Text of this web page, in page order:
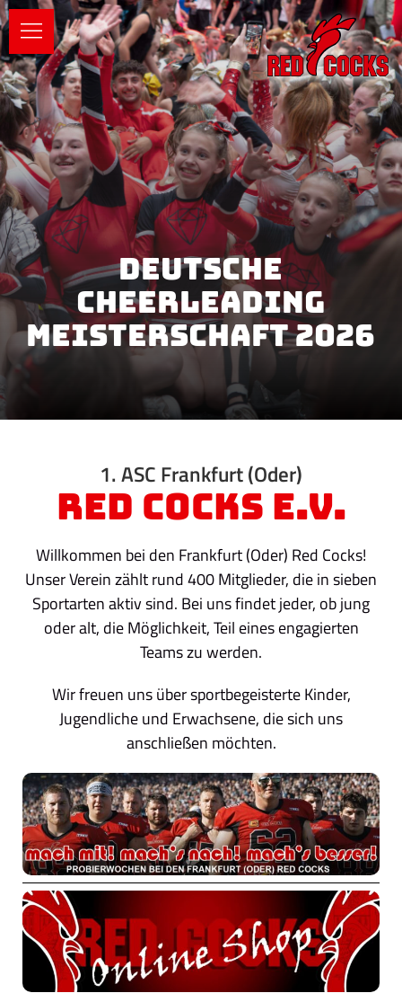
DEUTSCHE
CHEERLEADING
MEISTERSCHAFT 2026
1. ASC Frankfurt (Oder)
Red Cocks e.V.
Willkommen bei den Frankfurt (Oder) Red Cocks!
Unser Verein zählt rund 400 Mitglieder, die in sieben
Sportarten aktiv sind. Bei uns findet jeder, ob jung
oder alt, die Möglichkeit, Teil eines engagierten
Teams zu werden.
Wir freuen uns über sportbegeisterte Kinder,
Jugendliche und Erwachsene, die sich uns
anschließen möchten.